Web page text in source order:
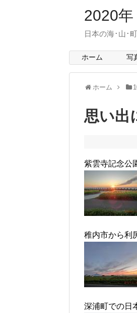
2020
日本の海･山･
ホーム 写
ホーム
思い出
紫雲寺記念公
稚内市から利
深浦町での日